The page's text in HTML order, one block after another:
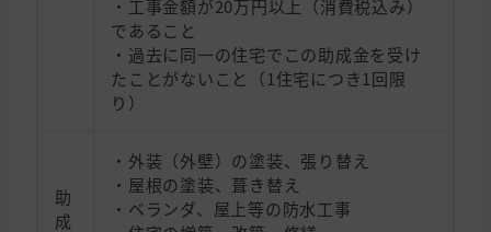
・工事金額が20万円以上（消費税込み）
であること
・過去に同一の住宅でこの助成金を受け
たことがないこと（1住宅につき1回限
り）
助
成
・外装（外壁）の塗装、張り替え
・屋根の塗装、葺き替え
・ベランダ、屋上等の防水工事